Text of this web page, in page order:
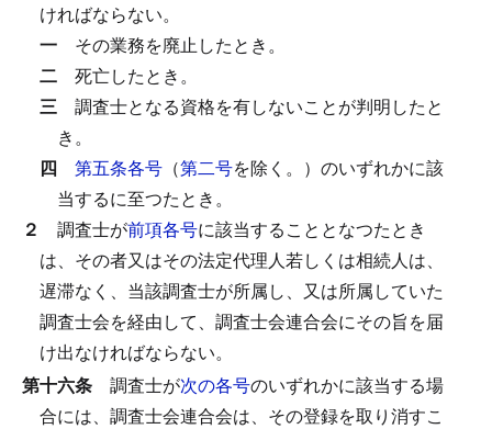
ければならない。
一 その業務を廃止したとき。
二 死亡したとき。
三 調査士となる資格を有しないことが判明したと
き。
四 第五条各号 （第二号を除く。）のいずれかに該
当するに至つたとき。
２ 調査士が前項各号に該当することとなつたとき
は、その者又はその法定代理人若しくは相続人は、
遅滞なく、当該調査士が所属し、又は所属していた
調査士会を経由して、調査士会連合会にその旨を届
け出なければならない。
第十六条 調査士が次の各号のいずれかに該当する場
合には、調査士会連合会は、その登録を取り消すこ